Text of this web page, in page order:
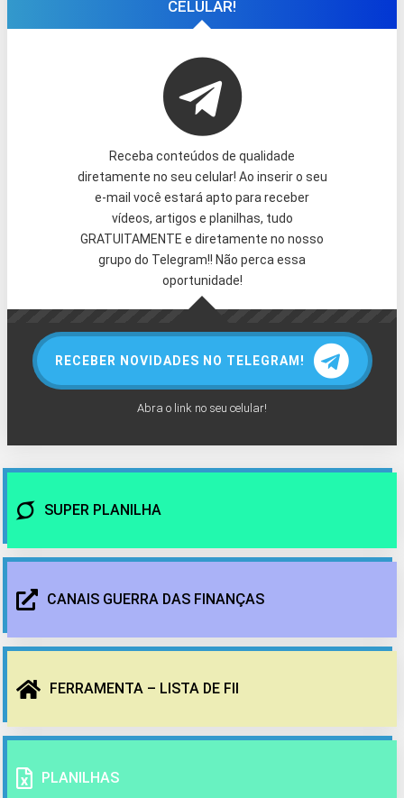
CELULAR!
Receba conteúdos de qualidade
diretamente no seu celular! Ao inserir o seu
e-mail você estará apto para receber
vídeos, artigos e planilhas, tudo
GRATUITAMENTE e diretamente no nosso
grupo do Telegram!! Não perca essa
oportunidade!
RECEBER NOVIDADES NO TELEGRAM!
Abra o link no seu celular!
SUPER PLANILHA
CANAIS GUERRA DAS FINANÇAS
FERRAMENTA – LISTA DE FII
PLANILHAS